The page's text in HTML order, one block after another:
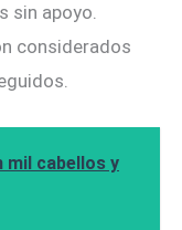
sin apoyo.
considerados
mil cabellos y